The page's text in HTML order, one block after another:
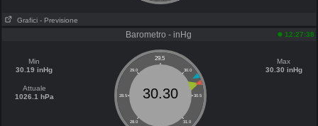
Grafici - Previsione
Barometro - inHg 12:27:38
Min
30.19 inHg
Attuale
1026.1 hPa
29.5
29.0 30.0
28.5 30.5
28.0 31.0
30.30
Max
30.30 inHg